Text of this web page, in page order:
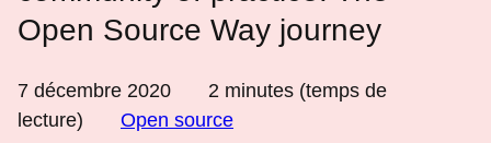
Open Source Way journey
7 décembre 2020 2 minutes (temps de
lecture)
Open source